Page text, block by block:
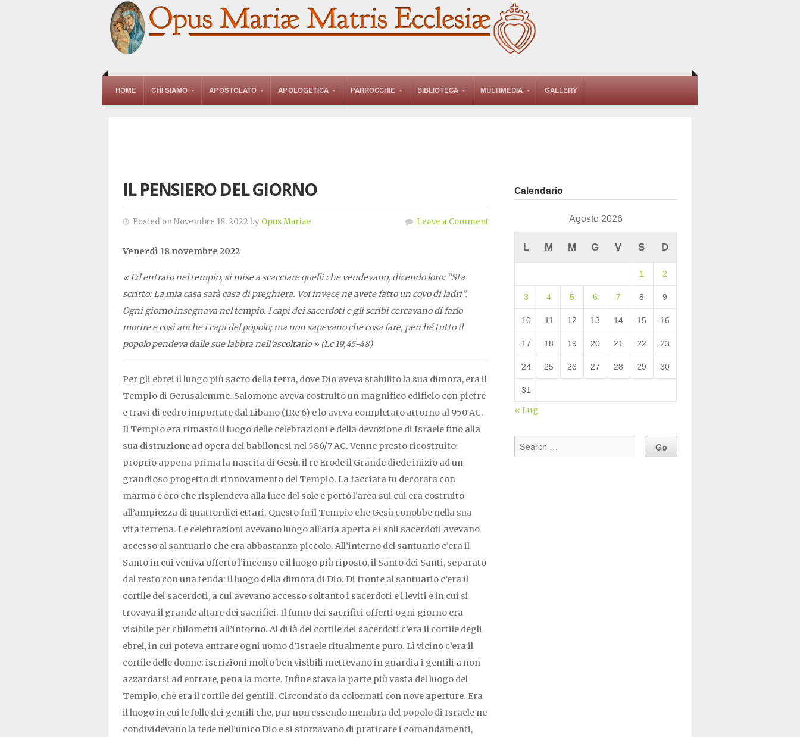
HOME CHI SIAMO APOSTOLATO APOLOGETICA PARROCCHIE BIBLIOTECA MULTIMEDIA GALLERY
IL PENSIERO DEL GIORNO
Posted on Novembre 18, 2022 by Opus Mariae Leave a Comment
Venerdì 18 novembre 2022
« Ed entrato nel tempio, si mise a scacciare quelli che vendevano, dicendo loro: “Sta
scritto: La mia casa sarà casa di preghiera. Voi invece ne avete fatto un covo di ladri”.
Ogni giorno insegnava nel tempio. I capi dei sacerdoti e gli scribi cercavano di farlo
morire e così anche i capi del popolo; ma non sapevano che cosa fare, perché tutto il
popolo pendeva dalle sue labbra nell’ascoltarlo » (Lc 19,45-48)
Per gli ebrei il luogo più sacro della terra, dove Dio aveva stabilito la sua dimora, era il
Tempio di Gerusalemme. Salomone aveva costruito un magnifico edificio con pietre
e travi di cedro importate dal Libano (1Re 6) e lo aveva completato attorno al 950 AC.
Il Tempio era rimasto il luogo delle celebrazioni e della devozione di Israele fino alla
sua distruzione ad opera dei babilonesi nel 586/7 AC. Venne presto ricostruito:
proprio appena prima la nascita di Gesù, il re Erode il Grande diede inizio ad un
grandioso progetto di rinnovamento del Tempio. La facciata fu decorata con
marmo e oro che risplendeva alla luce del sole e portò l’area sui cui era costruito
all’ampiezza di quattordici ettari. Questo fu il Tempio che Gesù conobbe nella sua
vita terrena. Le celebrazioni avevano luogo all’aria aperta e i soli sacerdoti avevano
accesso al santuario che era abbastanza piccolo. All’interno del santuario c’era il
Santo in cui veniva offerto l’incenso e il luogo più riposto, il Santo dei Santi, separato
dal resto con una tenda: il luogo della dimora di Dio. Di fronte al santuario c’era il
cortile dei sacerdoti, a cui avevano accesso soltanto i sacerdoti e i leviti e in cui si
trovava il grande altare dei sacrifici. Il fumo dei sacrifici offerti ogni giorno era
visibile per chilometri all’intorno. Al di là del cortile dei sacerdoti c’era il cortile degli
ebrei, in cui poteva entrare ogni uomo d’Israele ritualmente puro. Lì vicino c’era il
cortile delle donne: iscrizioni molto ben visibili mettevano in guardia i gentili a non
azzardarsi ad entrare, pena la morte. Infine stava la parte più vasta del luogo del
Tempio, che era il cortile dei gentili. Circondato da colonnati con nove aperture. Era
il luogo in cui le folle dei gentili che, pur non essendo membra del popolo di Israele ne
condividevano la fede nell’unico Dio e si sforzavano di praticare i comandamenti,
Calendario
Agosto 2026
L M M G V S D
1 2
3 4 5 6 7 8 9
10 11 12 13 14 15 16
17 18 19 20 21 22 23
24 25 26 27 28 29 30
31
« Lug